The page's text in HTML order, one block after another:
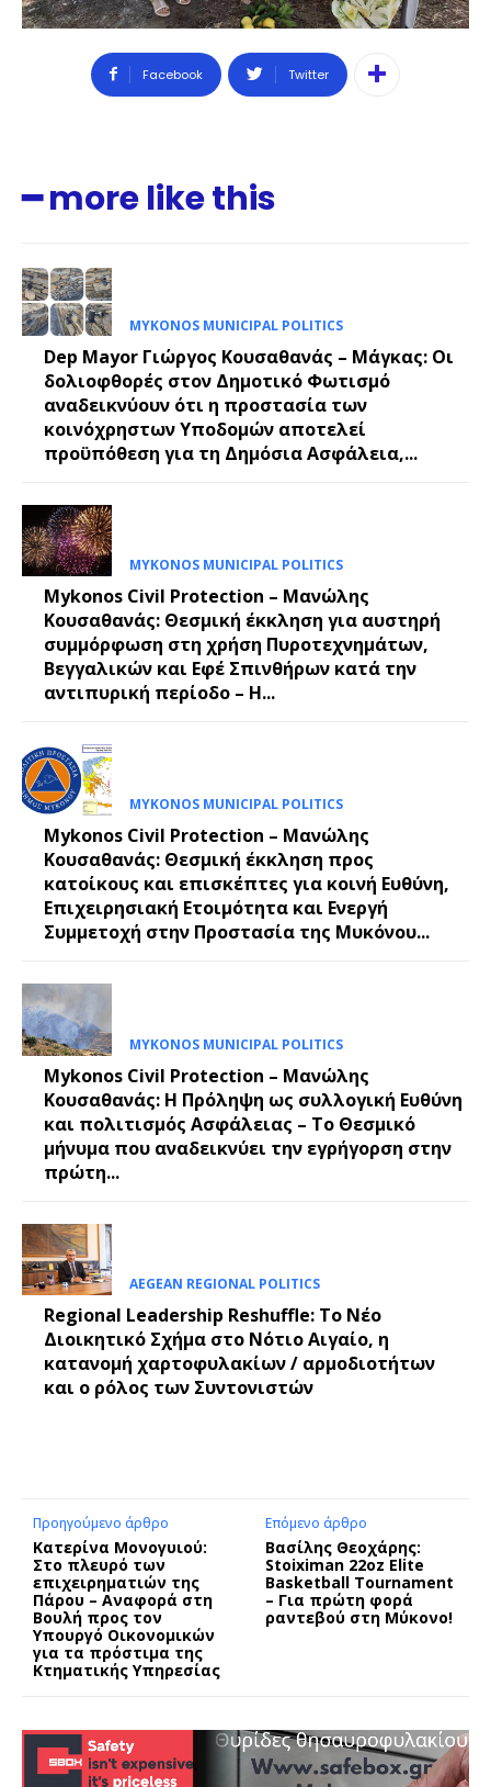
Facebook Twitter
━ more like this
MYKONOS MUNICIPAL POLITICS
Dep Mayor Γιώργος Κουσαθανάς – Μάγκας: Οι
δολιοφθορές στον Δημοτικό Φωτισμό
αναδεικνύουν ότι η προστασία των
κοινόχρηστων Υποδομών αποτελεί
προϋπόθεση για τη Δημόσια Ασφάλεια,...
MYKONOS MUNICIPAL POLITICS
Mykonos Civil Protection – Μανώλης
Κουσαθανάς: Θεσμική έκκληση για αυστηρή
συμμόρφωση στη χρήση Πυροτεχνημάτων,
Βεγγαλικών και Εφέ Σπινθήρων κατά την
αντιπυρική περίοδο – Η...
MYKONOS MUNICIPAL POLITICS
Mykonos Civil Protection – Μανώλης
Κουσαθανάς: Θεσμική έκκληση προς
κατοίκους και επισκέπτες για κοινή Ευθύνη,
Επιχειρησιακή Ετοιμότητα και Ενεργή
Συμμετοχή στην Προστασία της Μυκόνου...
MYKONOS MUNICIPAL POLITICS
Mykonos Civil Protection – Μανώλης
Κουσαθανάς: Η Πρόληψη ως συλλογική Ευθύνη
και πολιτισμός Ασφάλειας – Το Θεσμικό
μήνυμα που αναδεικνύει την εγρήγορση στην
πρώτη...
AEGEAN REGIONAL POLITICS
Regional Leadership Reshuffle: Το Νέο
Διοικητικό Σχήμα στο Νότιο Αιγαίο, η
κατανομή χαρτοφυλακίων / αρμοδιοτήτων
και ο ρόλος των Συντονιστών
Προηγούμενο άρθρο
Κατερίνα Μονογυιού:
Στο πλευρό των
επιχειρηματιών της
Πάρου – Αναφορά στη
Βουλή προς τον
Υπουργό Οικονομικών
για τα πρόστιμα της
Κτηματικής Υπηρεσίας
Επόμενο άρθρο
Βασίλης Θεοχάρης:
Stoiximan 22oz Elite
Basketball Tournament
– Για πρώτη φορά
ραντεβού στη Μύκονο!